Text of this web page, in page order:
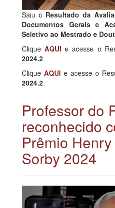
Saiu o Resultado da
Documentos Gerais e
Seletivo ao Mestrado e
CliqueAQUI e acesse o
2024.2
Clique AQUI e acesse o
2024.2
Professor do
reconhecido
Prêmio
Sorby 2024